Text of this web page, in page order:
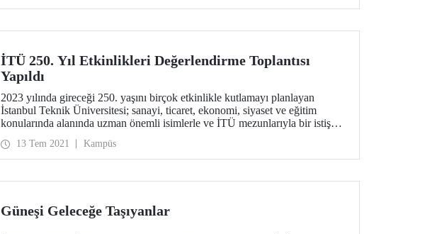
İTÜ 250. Yıl Etkinlikleri Değerlendirme Toplantısı
Yapıldı
2023 yılında gireceği 250. yaşını birçok etkinlikle kutlamayı planlayan
İstanbul Teknik Üniversitesi; sanayi, ticaret, ekonomi, siyaset ve eğitim
konularında alanında uzman önemli isimlerle ve İTÜ mezunlarıyla bir istişare
13 Tem 2021 Kampüs
Güneşi Geleceğe Taşıyanlar